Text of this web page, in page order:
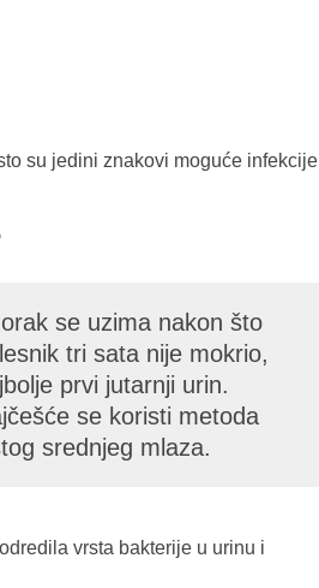
su jedini znakovi moguće infekcije
se uzima nakon što
tri sata nije mokrio,
prvi jutarnji urin.
se koristi metoda
srednjeg mlaza.
vrsta bakterije u urinu i